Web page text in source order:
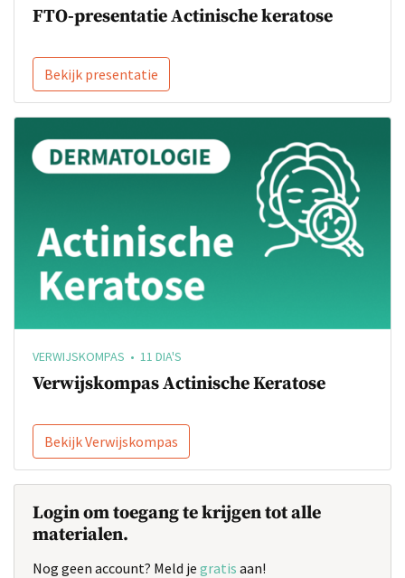
FTO-presentatie Actinische keratose
Bekijk presentatie
VERWIJSKOMPAS • 11 DIA'S
Verwijskompas Actinische Keratose
Bekijk Verwijskompas
Login om toegang te krijgen tot alle
materialen.
Nog geen account? Meld je gratis aan!